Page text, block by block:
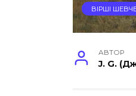
ВІРШІ
АВТОР
J. G.